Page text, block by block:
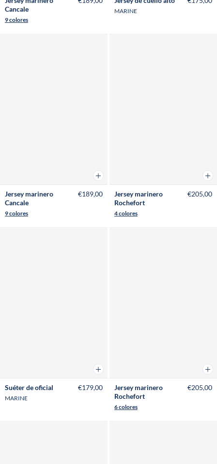
Cancale
9 colores
MARINE
Añadir a la cesta
Jersey marinero
Cancale
9 colores
€189,00
Jersey marinero
Rochefort
4 colores
€205,00
Añadir a la cesta
Suéter de oficial
MARINE
€179,00
Jersey marinero
Rochefort
6 colores
€205,00